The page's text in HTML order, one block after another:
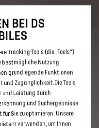
>>
DS 3 UND
IN LAHR /
BEI DS
Tracking-Tools (die „Tools“),
bestmögliche Nutzung
grundlegende Funktionen
Zugänglichkeit.Die Tools
und Leistung durch
und Suchergebnisse
für Sie zu optimieren. Unsere
verwenden, um Ihnen